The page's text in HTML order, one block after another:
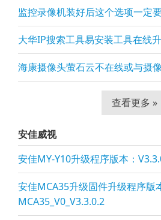
监控录像机装好后这个选项一定要
大华IP搜索工具易安装工具在线
海康摄像头萤石云不在线或与摄
查看更多 »
安佳威视
安佳MY-Y10升级程序版本：
安佳MCA35升级固件升级程序版
MCA35_V0_V3.3.0.2